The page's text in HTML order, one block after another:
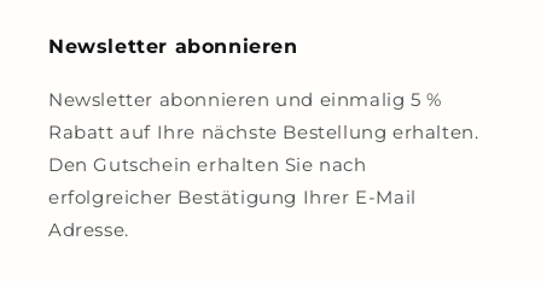
Newsletter abonnieren
Newsletter abonnieren und einmalig 5 %
Rabatt auf Ihre nächste Bestellung erhalten.
Den Gutschein erhalten Sie nach
erfolgreicher Bestätigung Ihrer E-Mail
Adresse.